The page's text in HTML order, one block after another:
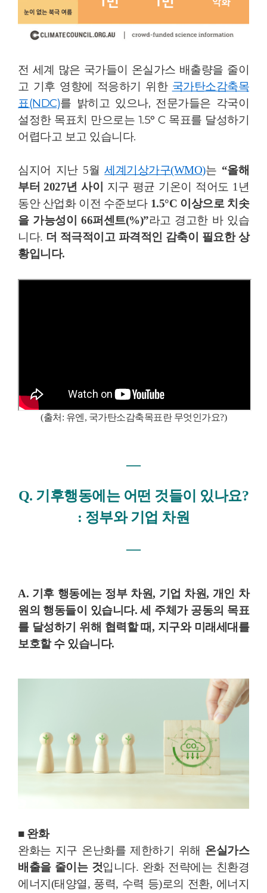
전 세계 많은 국가들이 온실가스 배출량을 줄이
고 기후 영향에 적응하기 위한 국가탄소감축목
표(NDC)를 밝히고 있으나, 전문가들은 각국이
설정한 목표치 만으로는 1.5° C 목표를 달성하기
어렵다고 보고 있습니다.
심지어 지난 5월세계기상가구(WMO)는 “올해
부터 2027년 사이
지구 평균 기온이 적어도 1년
동안 산업화 이전 수준보다 1.5°C 이상으로 치솟
을 가능성이 66퍼센트(%)”라고 경고한 바 있습
니다. 더 적극적이고 파격적인 감축이 필요한 상
황입니다.
(출처: 유엔, 국가탄소감축목표란 무엇인가요?)
―
Q. 기후행동에는 어떤 것들이 있나요?
: 정부와 기업 차원
―
A. 기후 행동에는 정부 차원, 기업 차원, 개인 차
원의 행동들이 있습니다. 세 주체가 공동의 목표
를 달성하기 위해 협력할 때, 지구와 미래세대를
보호할 수 있습니다.
■ 완화
완화는 지구 온난화를 제한하기 위해 온실가스
배출을 줄이는 것입니다. 완화 전략에는 친환경
에너지(태양열, 풍력, 수력 등)로의 전환, 에너지